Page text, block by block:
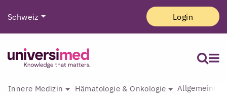
Schweiz Login
Innere Medizin Hämatologie & Onkologie Allgemeine